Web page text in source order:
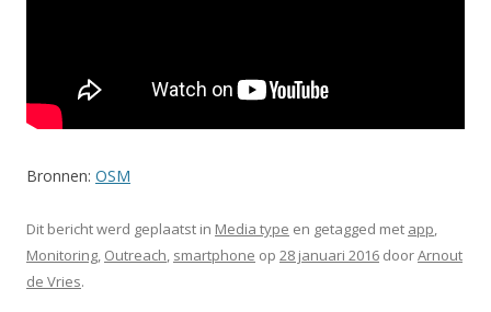
Bronnen: OSM
Dit bericht werd geplaatst in Media type en getagged met app,
Monitoring, Outreach, smartphone op 28 januari 2016 doorArnout
de Vries.